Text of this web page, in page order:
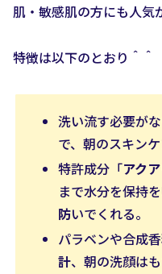
肌・敏感肌の方にも人気
特徴は以下のとおり＾＾
洗い流す必要が
で、朝のスキンケ
特許成分「アク
まで水分を保持
防いでくれる。
パラベンや合成
計、朝の洗顔は